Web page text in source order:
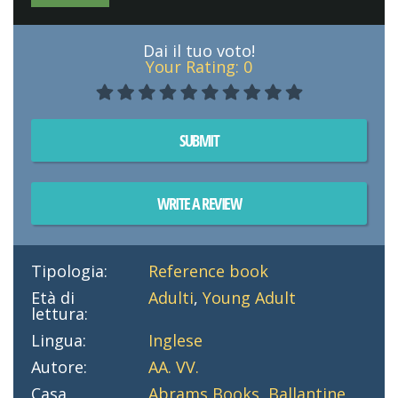
Dai il tuo voto!
Your Rating: 0
SUBMIT
WRITE A REVIEW
Tipologia:
Reference book
Età di
lettura:
Adulti,Young Adult
Lingua:
Inglese
Autore:
AA. VV.
Casa
Abrams Books Ballantine